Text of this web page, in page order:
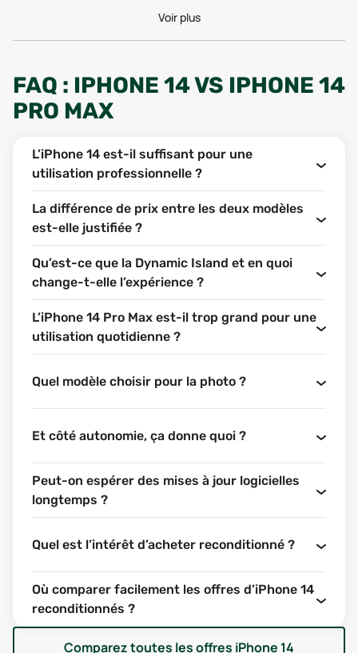
repousse les limites de la gamme avec des
fonctionnalités inédites, une fiche technique musclée et
Alors, lequel choisir ? Faut-il craquer pour l’expérience
ultime du Pro Max ou opter pour l’équilibre proposé par
l’iPhone 14 ? Dans ce guide, on passe en revue les
en fonction de tes besoins, de ton budget et de tes
priorités. C’est parti.
FONCTIONNALITÉS : DEUX
PHILOSOPHIES BIEN
DISTINCTES
Même si ces deux modèles partagent une base
commune, leurs différences sont notables dès qu’on
regarde les détails. Écran, performances, appareil photo
cour. Voici un tour d’horizon des principales
caractéristiques.
ÉCRAN : CLASSIQUE CONTRE IMMERSIF
L’iPhone 14 est équipé d’un écran Super Retina XDR OLED
de 6,1 pouces, lumineux, net et très agréable à utiliser au
quotidien. Il reste fluide grâce à sa fréquence de
rafraîchissement à 60 Hz, ce qui suffit pour une
utilisation standard.
L’iPhone 14 Pro Max, de son côté, affiche un écran plus
grand de 6,7 pouces, toujours OLED, mais avec une
fréquence de rafraîchissement adaptative allant jusqu’à
120 Hz (technologie ProMotion). Ce détail améliore
sensiblement la fluidité des animations, notamment
Voir plus
FAQ : IPHONE 14 VS IPHONE 14
PRO MAX
L’iPhone 14 est-il suffisant pour une
utilisation professionnelle ?
La différence de prix entre les deux modèles
est-elle justifiée ?
Qu’est-ce que la Dynamic Island et en quoi
change-t-elle l’expérience ?
L’iPhone 14 Pro Max est-il trop grand pour une
utilisation quotidienne ?
Quel modèle choisir pour la photo ?
Et côté autonomie, ça donne quoi ?
Peut-on espérer des mises à jour logicielles
longtemps ?
Quel est l’intérêt d’acheter reconditionné ?
Où comparer facilement les offres d’iPhone 14
reconditionnés ?
Comparez toutes les offres iPhone 14